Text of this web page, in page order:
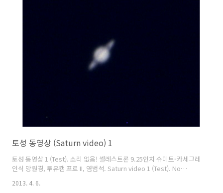
토성 동영상 (Saturn video) 1
토성 동영상 1 (Test). 소리 없음! 셀레스트론 9.25인치 슈미트-카세그레
인식 망원경, 투유캠 프로 II, 염범석. Saturn video 1 (Test). No
ToUcam Pro II, Bum-Suk Yeom.
2013. 4. 6.